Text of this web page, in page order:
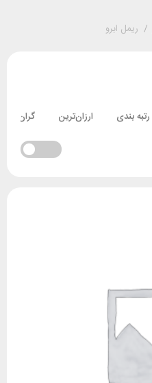
/ ریمل ابرو
رتبه بندی ارزان‌ترین گران‌ترین